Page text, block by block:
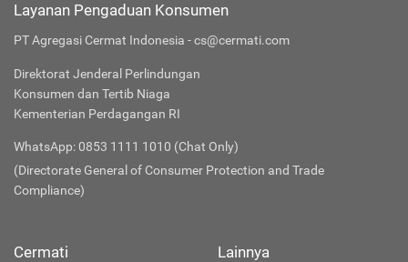
Layanan Pengaduan Konsumen
PT Agregasi Cermat Indonesia - cs@cermati.com
Direktorat Jenderal Perlindungan
Konsumen dan Tertib Niaga
Kementerian Perdagangan RI
WhatsApp: 0853 1111 1010 (Chat Only)
(Directorate General of Consumer Protection and Trade
Compliance)
Cermati Lainnya